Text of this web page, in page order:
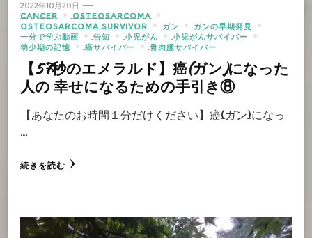
2022年10月20日
CANCER
OSTEOSARCOMA
OSTEOSARCOMA SURVIVOR
ガン
ガンの早期発見
一分で学ぶ動画
告知 小児がん
小児がんサバイバー
幼少期の記憶
癌サバイバー 骨肉腫サバイバー
【57秒のエメラルド】癌(ガン)になった
人の 幸せになるための手引き⑧
【あなたのお時間１分だけください】癌(ガン)になっ
…
続きを読む